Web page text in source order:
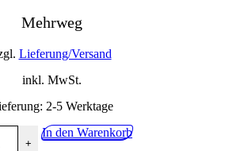
Mehrweg
Lieferung/Versand
inkl. MwSt.
2-5 Werktage
Weißbier Zitrone 0,0% 4x6x0,33L Menge
+
In den Warenkorb